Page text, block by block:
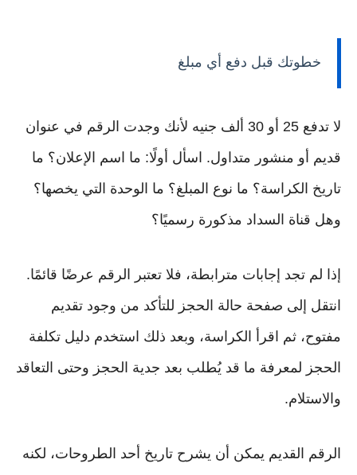
خطوتك قبل دفع أي مبلغ
لا تدفع 25 أو 30 ألف جنيه لأنك وجدت الرقم في عنوان
قديم أو منشور متداول. اسأل أولًا: ما اسم الإعلان؟ ما
تاريخ الكراسة؟ ما نوع المبلغ؟ ما الوحدة التي يخصها؟
وهل قناة السداد مذكورة رسميًا؟
إذا لم تجد إجابات مترابطة، فلا تعتبر الرقم عرضًا قائمًا.
انتقل إلى صفحة حالة الحجز للتأكد من وجود تقديم
مفتوح، ثم اقرأ الكراسة، وبعد ذلك استخدم دليل تكلفة
الحجز لمعرفة ما قد يُطلب بعد جدية الحجز وحتى التعاقد
والاستلام.
الرقم القديم يمكن أن يشرح تاريخ أحد الطروحات، لكنه